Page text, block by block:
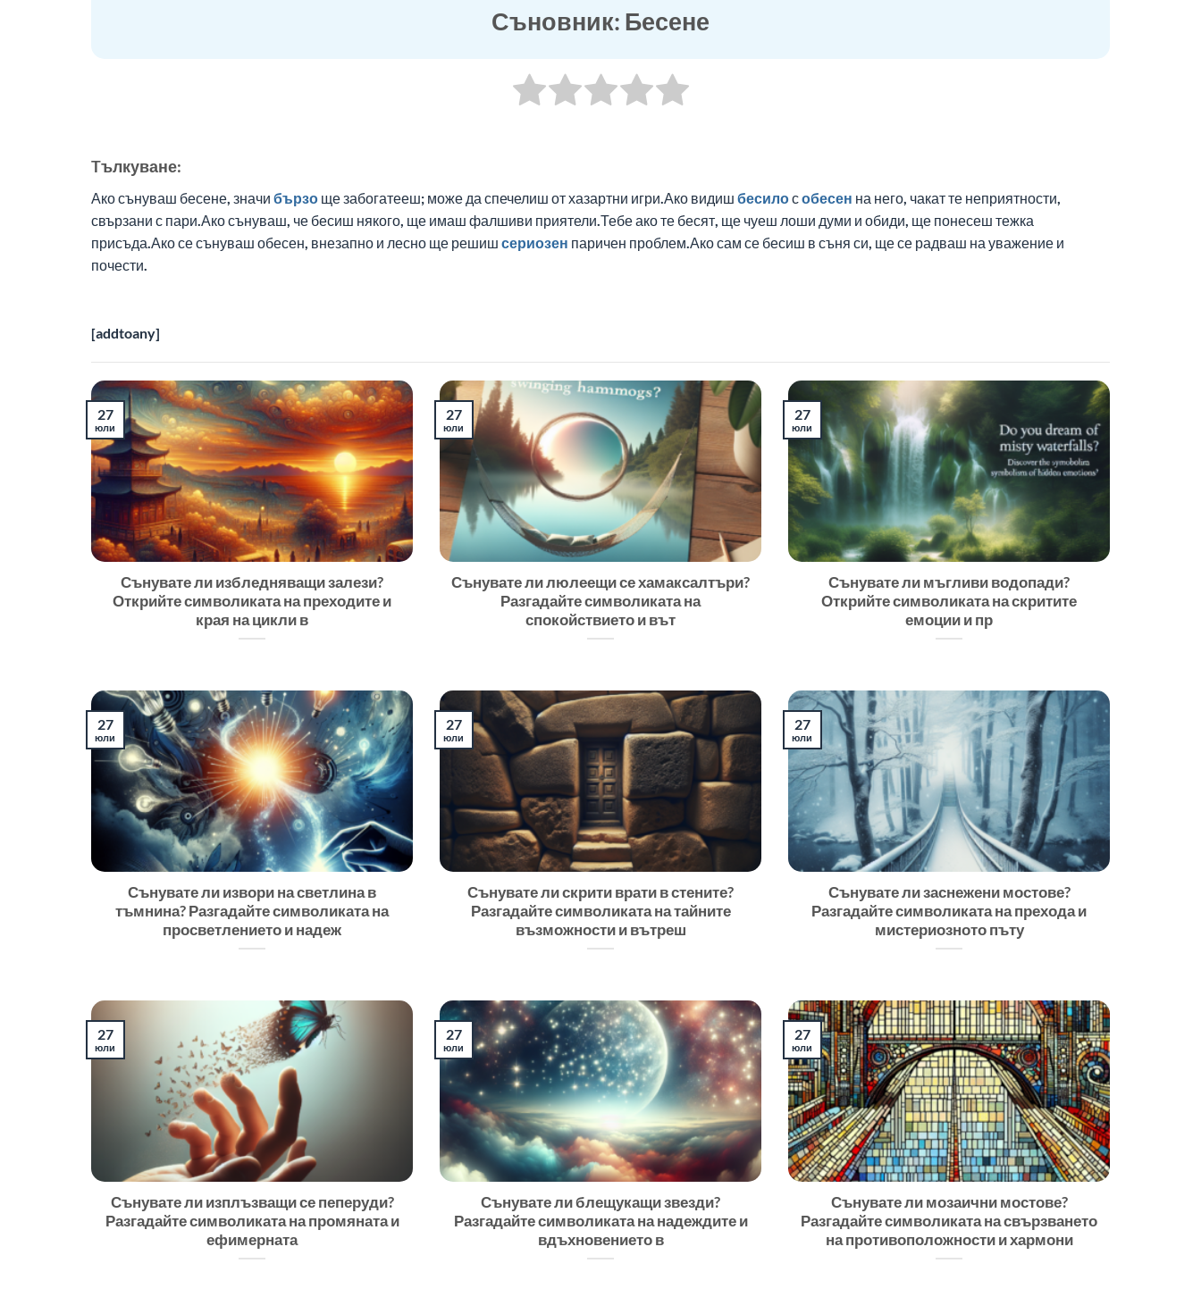
Съновник: Бесене
Tълкуване:
Ако сънуваш бесене, значи бързо ще забогатееш; може да спечелиш от хазартни игри.Ако видиш бесилособесен на него, чакат те неприятности,
свързани с пари.Ако сънуваш, че бесиш някого, ще имаш фалшиви приятели.Тебе ако те бесят, ще чуеш лоши думи и обиди, ще понесеш тежка
присъда.Ако се сънуваш обесен, внезапно и лесно ще решиш сериозен паричен проблем.Ако сам се бесиш в съня си, ще се радваш на уважение и
почести.
[addtoany]
Сънувате ли избледняващи залези?
Открийте символиката на преходите и
края на цикли в
27
юли
Сънувате ли люлеещи се хамаксалтъри?
Разгадайте символиката на
спокойствието и вът
27
юли
Сънувате ли мъгливи водопади?
Открийте символиката на скритите
емоции и пр
27
юли
Сънувате ли извори на светлина в
тъмнина? Разгадайте символиката на
просветлението и надеж
27
юли
Сънувате ли скрити врати в стените?
Разгадайте символиката на тайните
възможности и вътреш
27
юли
Сънувате ли заснежени мостове?
Разгадайте символиката на прехода и
мистериозното пъту
27
юли
Сънувате ли изплъзващи се пеперуди?
Разгадайте символиката на промяната и
ефимерната
27
юли
Сънувате ли блещукащи звезди?
Разгадайте символиката на надеждите и
вдъхновението в
27
юли
Сънувате ли мозаични мостове?
Разгадайте символиката на свързването
на противоположности и хармони
27
юли